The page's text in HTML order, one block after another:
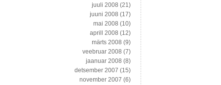
juuli 2008 (21)
juuni 2008 (17)
mai 2008 (10)
aprill 2008 (12)
märts 2008 (9)
veebruar 2008 (7)
jaanuar 2008 (8)
detsember 2007 (15)
november 2007 (6)